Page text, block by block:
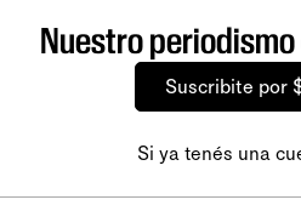
Nuestro
Suscribite por
Si ya tenés una